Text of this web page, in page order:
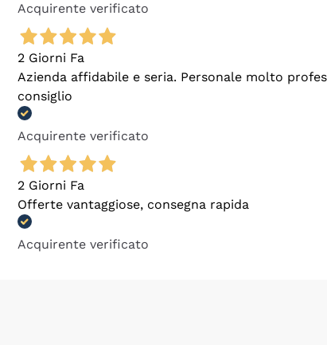
Acquirente verificato
2 Giorni Fa
Azienda affidabile e seria. Personale molto
consiglio
Acquirente verificato
2 Giorni Fa
Offerte vantaggiose, consegna rapida
Acquirente verificato